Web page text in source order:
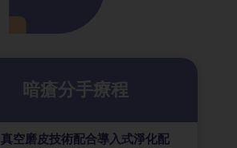
暗瘡分手療程
真空磨皮技術配合導入式淨化配